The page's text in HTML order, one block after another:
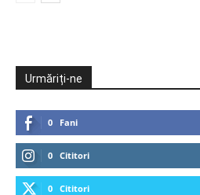
Urmăriți-ne
0 Fani
0 Cititori
0 Cititori